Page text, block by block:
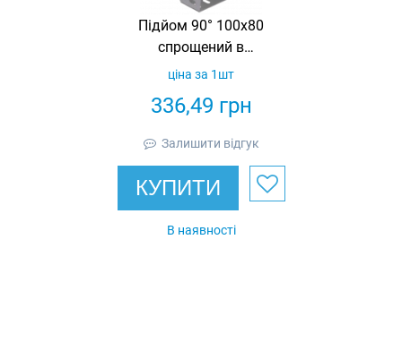
Підйом 90° 100х80
спрощений в
комплекті з
336,49 грн
ціна за 1шт
Залишити відгук
КУПИТИ
В наявності